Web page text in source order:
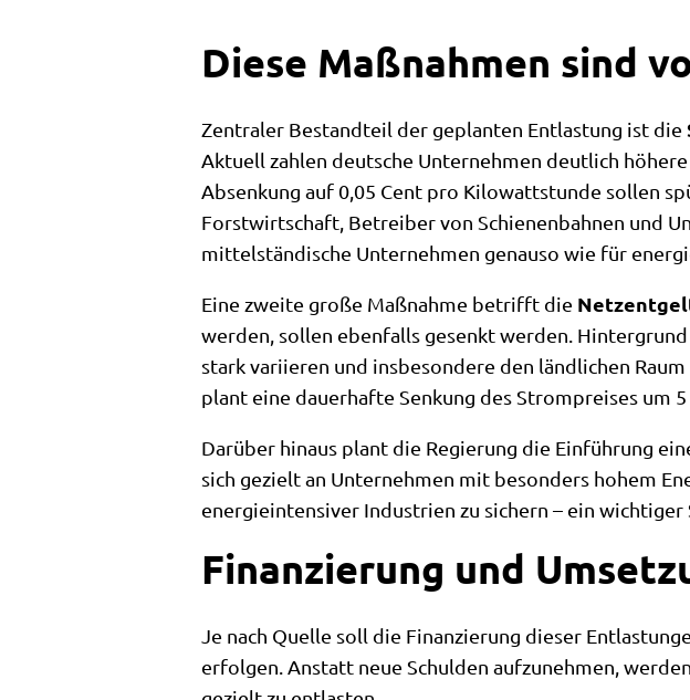
Diese Maßnahmen sind
Zentraler Bestandteil der geplanten Entlastung ist die
Aktuell zahlen deutsche Unternehmen deutlich
Absenkung auf 0,05 Cent pro Kilowattstunde sollen
Forstwirtschaft, Betreiber von Schienenbahnen und
mittelständische Unternehmen genauso wie für
Eine zweite große Maßnahme betrifft die
werden, sollen ebenfalls gesenkt werden.
stark variieren und insbesondere den ländlichen
plant eine dauerhafte Senkung des Strompreises um 5
Darüber hinaus plant die Regierung die Einführung
sich gezielt an Unternehmen mit besonders hohem
energieintensiver Industrien zu sichern – ein
Finanzierung und
Je nach Quelle soll die Finanzierung dieser
erfolgen. Anstatt neue Schulden aufzunehmen,